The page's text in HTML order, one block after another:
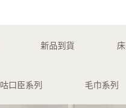
購買訂單 *淨金額滿
新品到貨
咕口臣系列 毛巾系列